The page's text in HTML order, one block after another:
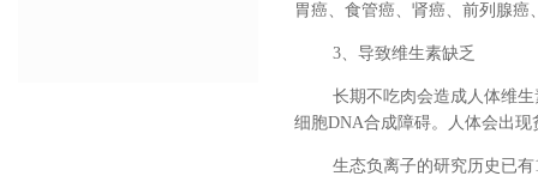
胃癌、食管癌、肾癌、前列腺
3、导致维生素缺乏
长期不吃肉会造成人体维生
细胞DNA合成障碍。人体会出
生态负离子的研究历史已有